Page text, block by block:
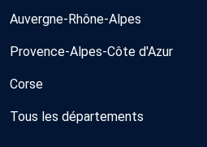
Auvergne-Rhône-Alpes
Provence-Alpes-Côte d'Azur
Corse
Tous les départements